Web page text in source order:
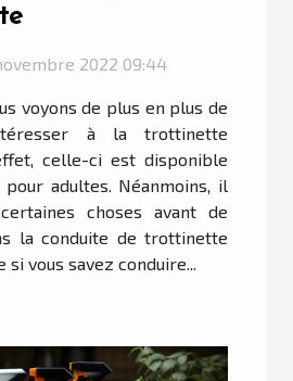
2022 09:44
voyons de plus en plus de
à la trottinette
celle-ci est disponible
adultes. Néanmoins, il
choses avant de
la conduite de trottinette
vous savez conduire...